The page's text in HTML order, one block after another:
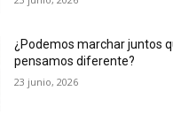
¿Podemos marchar juntos
pensamos diferente?
23 junio, 2026